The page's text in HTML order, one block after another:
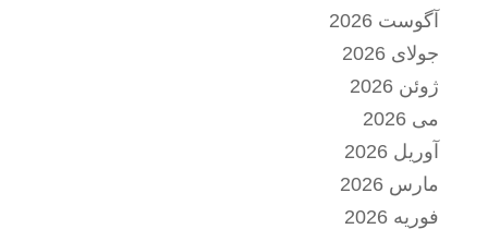
آگوست 2026
جولای 2026
ژوئن 2026
می 2026
آوریل 2026
مارس 2026
فوریه 2026